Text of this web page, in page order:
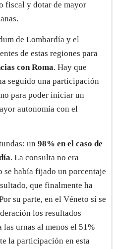
fiscal y dotar de mayor
de Lombardía y el
de estas regiones para
con Roma. Hay que
seguido una participación
para poder iniciar un
autonomía con el
un98% en el caso de
. La consulta no era
había fijado un porcentaje
que finalmente ha
su parte, en el Véneto sí se
los resultados
las urnas al menos el 51%
la participación en esta